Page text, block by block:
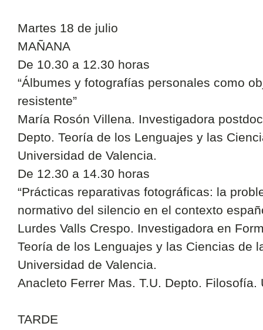
Martes 18 de julio
MAÑANA
De 10.30 a 12.30 horas
“Álbumes y fotografías personales como
resistente”
María Rosón Villena. Investigadora
Depto. Teoría de los Lenguajes y las
Universidad de Valencia.
De 12.30 a 14.30 horas
“Prácticas reparativas fotográficas: la
normativo del silencio en el contexto
Lurdes Valls Crespo. Investigadora en
Teoría de los Lenguajes y las Ciencias de
Universidad de Valencia.
Anacleto Ferrer Mas. T.U. Depto. Filosofía.
TARDE